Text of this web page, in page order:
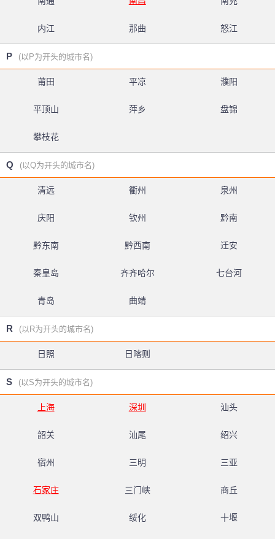
内江 那曲 怒江
P (以P为开头的城市名)
莆田 平凉 濮阳
平顶山 萍乡 盘锦
攀枝花
Q (以Q为开头的城市名)
清远 衢州 泉州
庆阳 钦州 黔南
黔东南 黔西南 迁安
秦皇岛 齐齐哈尔 七台河
青岛 曲靖
R (以R为开头的城市名)
日照 日喀则
S (以S为开头的城市名)
上海 深圳 汕头
韶关 汕尾 绍兴
宿州 三明 三亚
石家庄 三门峡 商丘
双鸭山 绥化 十堰